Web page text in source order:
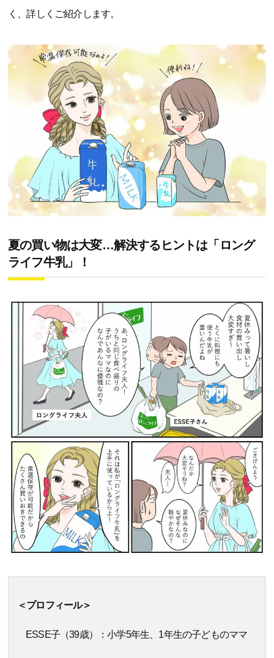
く、詳しくご紹介します。
夏の買い物は大変…解決するヒントは「ロング
ライフ牛乳」！
＜プロフィール＞
ESSE子（39歳）：小学5年生、1年生の子どものママ